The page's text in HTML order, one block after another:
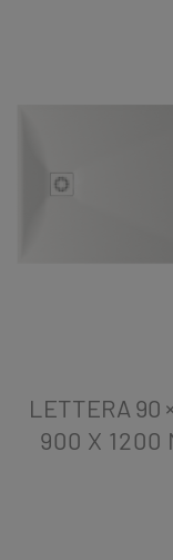
LETTERA 90
900 X 1200